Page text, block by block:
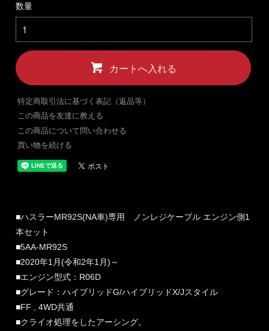
数量
カートへ入れる
特定商取引法に基づく表記（返品等）
この商品を友達に教える
この商品について問い合わせる
買い物を続ける
■ハスラーMR92S(NA車)専用 ノンレジケーブル エンジン側1
本セット
■5AA-MR92S
■2020年1月(令和2年1月)～
■エンジン型式：R06D
■グレード：ハイブリッドG/ハイブリッドX/Jスタイル
■FF , 4WD共通
■クライオ処理をしたアーシング。